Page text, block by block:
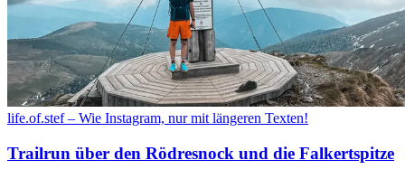
life.of.stef – Wie Instagram, nur mit längeren Texten!
Trailrun über den Rödresnock und die Falkertspitze